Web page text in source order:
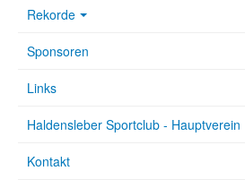
Rekorde
Sponsoren
Links
Haldensleber Sportclub - Hauptverein
Kontakt